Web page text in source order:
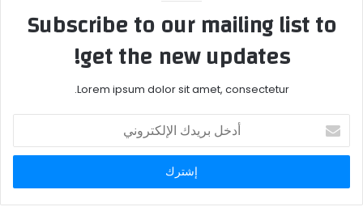
Subscribe to our mailing list to
get the new updates!
Lorem ipsum dolor sit amet, consectetur.
أدخل
بريدك
الإلكتروني